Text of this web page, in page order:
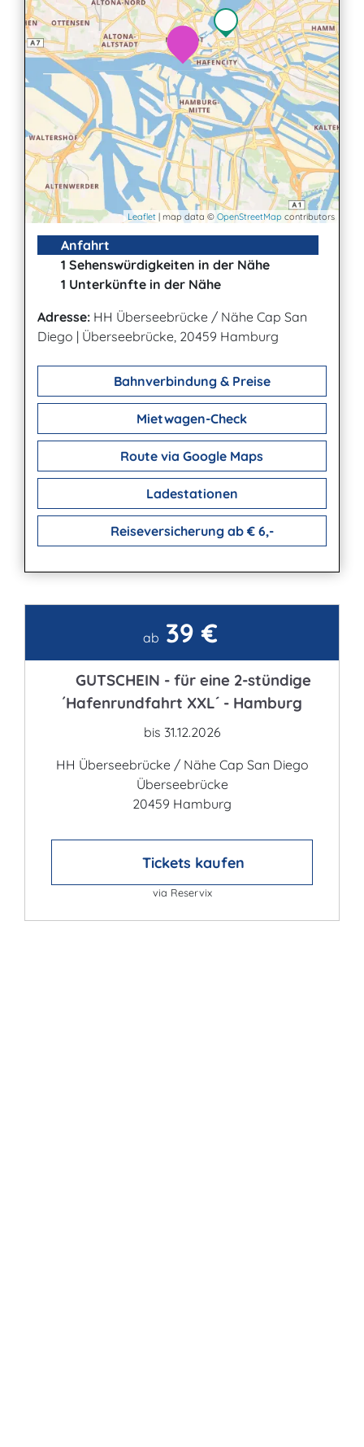
Leaflet | map data © OpenStreetMap contributors
Anfahrt
1 Sehenswürdigkeiten in der Nähe
1 Unterkünfte in der Nähe
Adresse: HH Überseebrücke / Nähe Cap San
Diego | Überseebrücke, 20459 Hamburg
Bahnverbindung & Preise
Mietwagen-Check
Route via Google Maps
Ladestationen
Reiseversicherung ab € 6,-
ab 39 €
GUTSCHEIN - für eine 2-stündige
´Hafenrundfahrt XXL´ - Hamburg
bis 31.12.2026
HH Überseebrücke / Nähe Cap San Diego
Überseebrücke
20459 Hamburg
Tickets kaufen
via Reservix